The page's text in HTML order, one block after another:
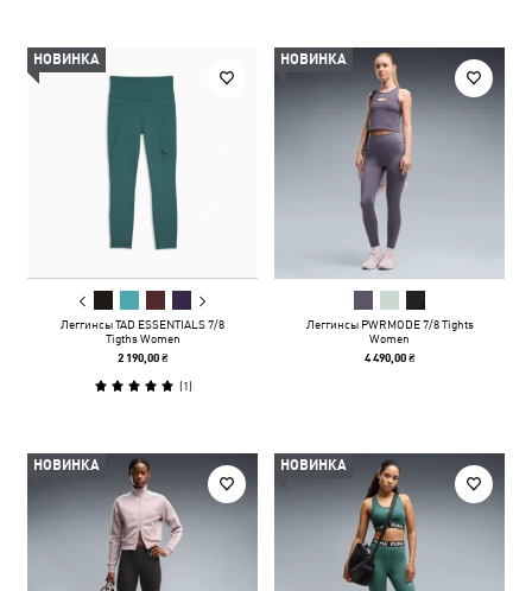
НОВИНКА
Леггинсы TAD ESSENTIALS 7/8
Tigths Women
2 190,00 ₴
(1)
НОВИНКА
Леггинсы PWRMODE 7/8 Tights
Women
4 490,00 ₴
НОВИНКА НОВИНКА